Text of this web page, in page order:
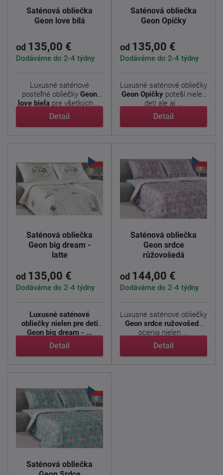
Saténová obliečka
Geon love bílá
od 135,00 €
Dodáváme do 2-4 týdny
Luxusné saténové
posteľné obliečky Geon
love biela pre všetkých ...
Detail
Saténová obliečka
Geon Opičky
od 135,00 €
Dodáváme do 2-4 týdny
Luxusné saténové obliečky
Geon Opičkypoteší nielen
deti ale aj ...
Detail
Saténová obliečka
Geon big dream -
latte
od 135,00 €
Dodáváme do 2-4 týdny
Luxusné saténové
obliečky nielen pre deti
Geon big dream - ...
Detail
Saténová obliečka
Geon srdce
růžovošedá
od 144,00 €
Dodáváme do 2-4 týdny
Luxusné saténové obliečky
Geon srdce ružovošedá
ocenia nielen ...
Detail
Saténová obliečka